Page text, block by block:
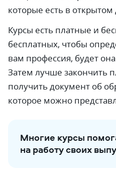
которые есть в открытом
Курсы есть платные и
бесплатных, чтобы
вам профессия, будет
Затем лучше закончить
получить документ об
которое можно
Многие курсы
на работу своих